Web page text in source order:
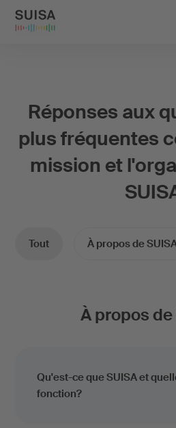
Réponses aux
plus fréquentes
mission et
Tout À propos de
À propos de
Qu'est-ce que SUISA et
fonction?